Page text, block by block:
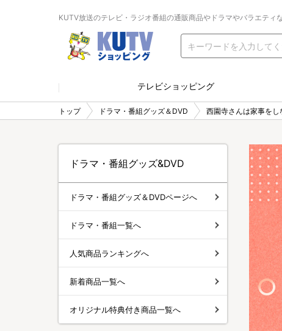
KUTV放送のテレビ・ラジオ番組の通販商品やドラマやバラエティ
テレビショッピング
トップ ドラマ・番組グッズ＆DVD 西園寺さんは家事をし
ドラマ・番組グッズ&DVD
ドラマ・番組グッズ＆DVDページへ
ドラマ・番組一覧へ
人気商品ランキングへ
新着商品一覧へ
オリジナル特典付き商品一覧へ